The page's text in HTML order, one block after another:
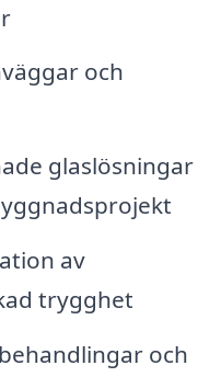
och
glaslösningar
av
trygghet
och